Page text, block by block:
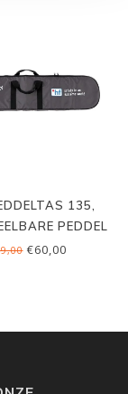
135,
PEDDEL
€60,00